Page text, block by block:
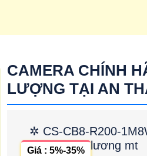
CAMERA CHÍNH
LƯỢNG TẠI AN
✲ CS-CB8-R200-
lương mt
Giá : 5%-35%